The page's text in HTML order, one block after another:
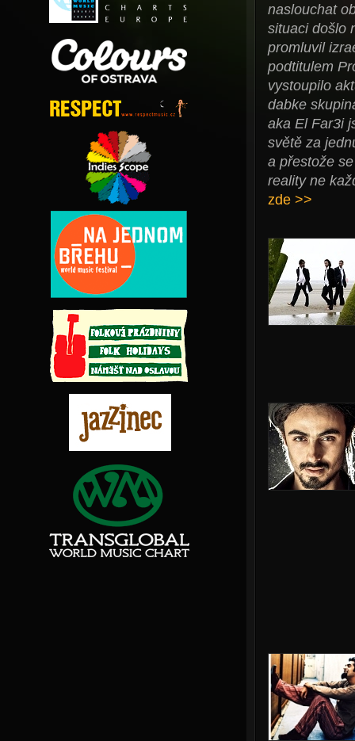
naslouchat
situaci došlo
promluvil
podtitulem
vystoupilo
dabke
aka El Far3i
světě za
a přestože
reality ne
zde >>